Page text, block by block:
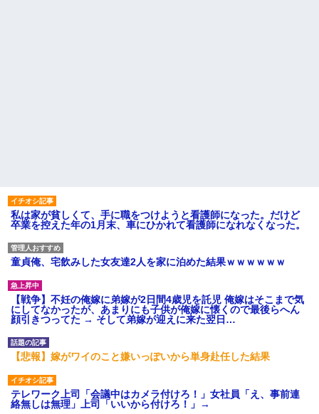
私は家が貧しくて、手に職をつけようと看護師になった。だけど
卒業を控えた年の1月末、車にひかれて看護師になれなくなった。
童貞俺、宅飲みした女友達2人を家に泊めた結果ｗｗｗｗｗｗ
【戦争】不妊の俺嫁に弟嫁が2日間4歳児を託児 俺嫁はそこまで気
にしてなかったが、あまりにも子供が俺嫁に懐くので最後らへん
顔引きつってた → そして弟嫁が迎えに来た翌日…
【悲報】嫁がワイのこと嫌いっぽいから単身赴任した結果
テレワーク上司「会議中はカメラ付けろ！」女社員「え、事前連
絡無しは無理」上司「いいから付けろ！」→